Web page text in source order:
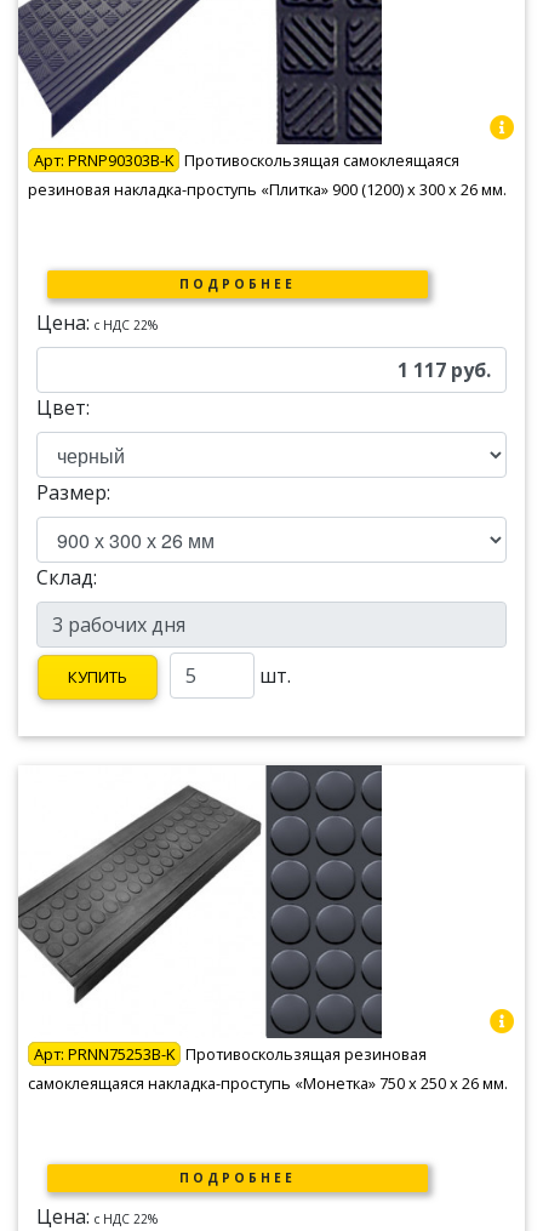
Арт: PRNP90303B-K Противоскользящая самоклеящаяся
резиновая накладка-проступь «Плитка» 900 (1200) х 300 х 26 мм.
ПОДРОБНЕЕ
Цена: c НДС 22%
1 117 руб.
Цвет:
Размер:
Склад:
КУПИТЬ шт.
Арт: PRNN75253B-K Противоскользящая резиновая
самоклеящаяся накладка-проступь «Монетка» 750 х 250 х 26 мм.
ПОДРОБНЕЕ
Цена: c НДС 22%